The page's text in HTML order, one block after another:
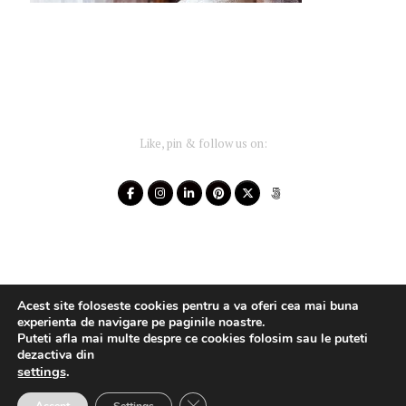
Like, pin & follow us on:
Acest site foloseste cookies pentru a va oferi cea mai buna
experienta de navigare pe paginile noastre.
Puteti afla mai multe despre ce cookies folosim sau le puteti
dezactiva din
settings.
Close GDPR Cookie Banner